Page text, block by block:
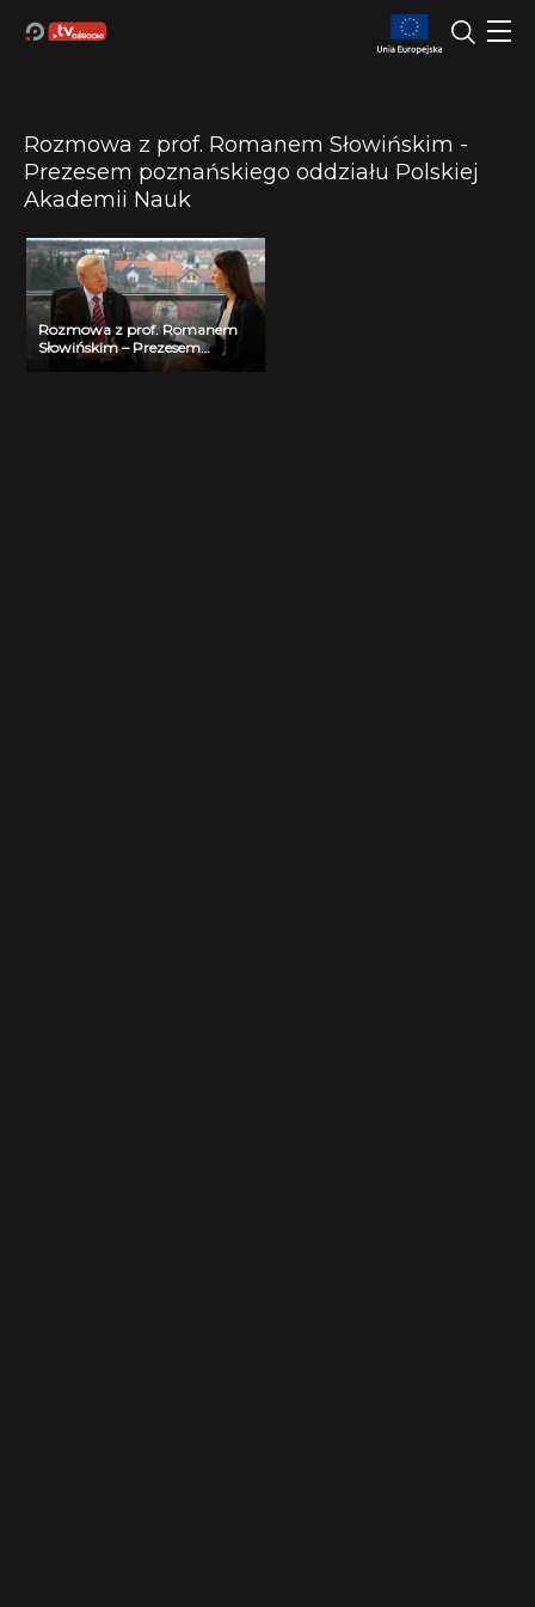
Rozmowa z prof. Romanem Słowińskim -
Prezesem poznańskiego oddziału Polskiej
Akademii Nauk
Rozmowa z prof. Romanem
Słowińskim – Prezesem
poznańskiego oddziału Polskiej